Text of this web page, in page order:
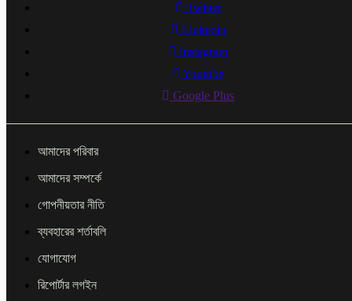
Twitter
Linkedin
Instagram
Youtube
Google Plus
আমাদের পরিবার
আমাদের সম্পর্কে
গোপনীয়তার নীতি
ব্যবহারের শর্তাবলি
যোগাযোগ
রিপোর্টার লগইন